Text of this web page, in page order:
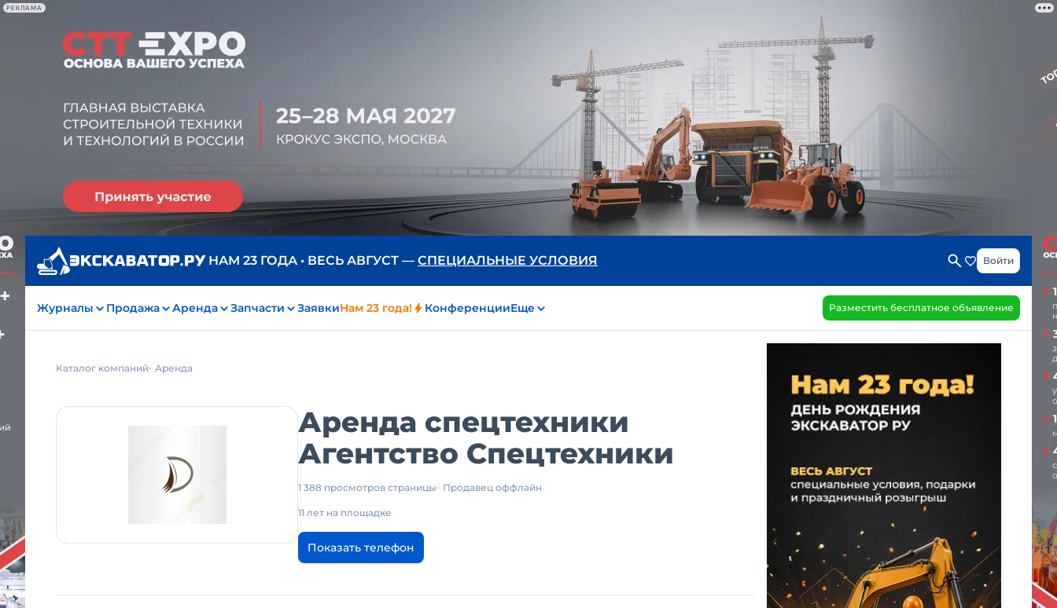
РЕКЛАМА
НАМ 23 ГОДА • ВЕСЬ АВГУСТ — СПЕЦИАЛЬНЫЕ УСЛОВИЯ Войти
Журналы Продажа Аренда Запчасти ЗаявкиНам 23 года! КонференцииЕще Разместить бесплатное объявление
Каталог компаний Аренда
Аренда спецтехники
Агентство Спецтехники
1 388 просмотров страницы Продавец оффлайн
11 лет на площадке
Показать телефон